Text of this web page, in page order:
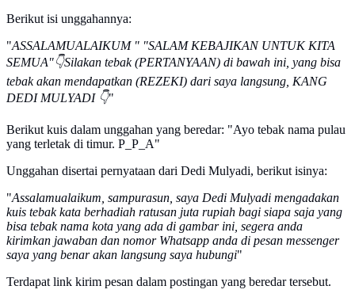
Berikut isi unggahannya:
"ASSALAMUALAIKUM " "SALAM KEBAJIKAN UNTUK KITA
SEMUA"👇Silakan tebak (PERTANYAAN) di bawah ini, yang bisa
tebak akan mendapatkan (REZEKI) dari saya langsung, KANG
DEDI MULYADI 👇"
Berikut kuis dalam unggahan yang beredar: "Ayo tebak nama pulau
yang terletak di timur. P_P_A"
Unggahan disertai pernyataan dari Dedi Mulyadi, berikut isinya:
"Assalamualaikum, sampurasun, saya Dedi Mulyadi mengadakan
kuis tebak kata berhadiah ratusan juta rupiah bagi siapa saja yang
bisa tebak nama kota yang ada di gambar ini, segera anda
kirimkan jawaban dan nomor Whatsapp anda di pesan messenger
saya yang benar akan langsung saya hubungi"
Terdapat link kirim pesan dalam postingan yang beredar tersebut.